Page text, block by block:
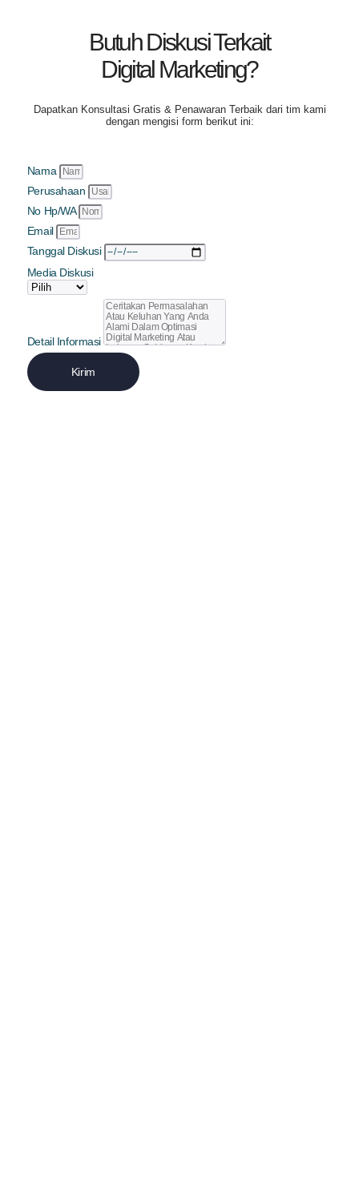
Butuh Diskusi Terkait
Digital Marketing?
Dapatkan Konsultasi Gratis & Penawaran Terbaik dari tim kami
dengan mengisi form berikut ini:
Nama
Perusahaan
No Hp/WA
Email
Tanggal Diskusi
Media Diskusi
Detail Informasi
Kirim